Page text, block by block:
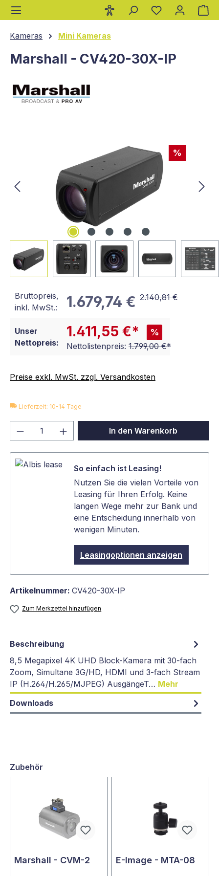
springen
Kameras Mini Kameras
Marshall - CV420-30X-IP
%
Bruttopreis,
inkl. MwSt.:
1.679,74 € 2.140,81 €
Unser
Nettopreis:
1.411,55 €* %
Nettolistenpreis: 1.799,00 €*
Preise exkl. MwSt. zzgl. Versandkosten
Lieferzeit: 10-14 Tage
Produkt Anzahl: Gib denIn den Warenkorb
So einfach ist Leasing!
Nutzen Sie die vielen Vorteile von
Leasing für Ihren Erfolg. Keine
langen Wege mehr zur Bank und
eine Entscheidung innerhalb von
wenigen Minuten.
Leasingoptionen anzeigen
Artikelnummer: CV420-30X-IP
Zum Merkzettel hinzufügen
Beschreibung
8,5 Megapixel 4K UHD Block-Kamera mit 30-fach
Zoom, Simultane 3G/HD, HDMI und 3-fach Stream
IP (H.264/H.265/MJPEG) AusgängeT… Mehr
Downloads
Zubehör
Marshall - CVM-2 E-Image - MTA-08